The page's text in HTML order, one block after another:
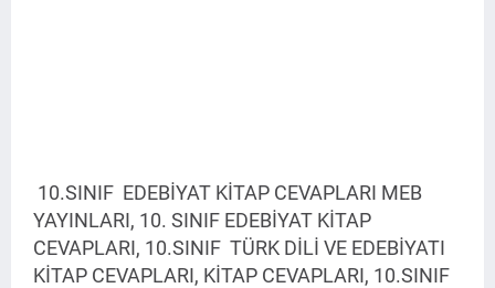
10.SINIF EDEBİYAT KİTAP CEVAPLARI MEB
YAYINLARI, 10. SINIF EDEBİYAT KİTAP
CEVAPLARI, 10.SINIF TÜRK DİLİ VE EDEBİYATI
KİTAP CEVAPLARI, KİTAP CEVAPLARI, 10.SINIF